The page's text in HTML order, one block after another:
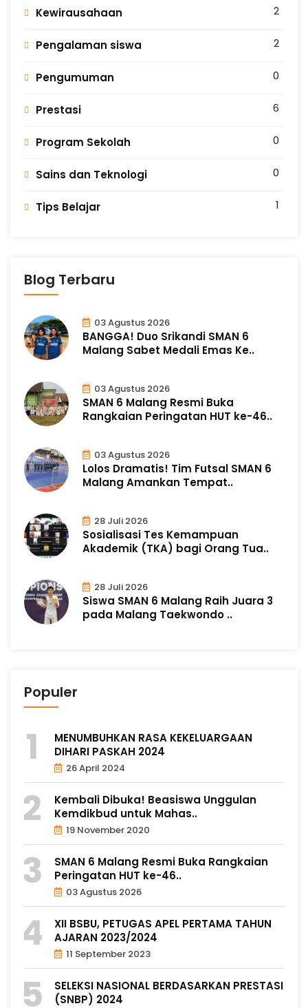
Kewirausahaan 2
Pengalaman siswa 2
Pengumuman 0
Prestasi 6
Program Sekolah 0
Sains dan Teknologi 0
Tips Belajar 1
Blog Terbaru
03 Agustus 2026
BANGGA! Duo Srikandi SMAN 6
Malang Sabet Medali Emas Ke..
03 Agustus 2026
SMAN 6 Malang Resmi Buka
Rangkaian Peringatan HUT ke-46..
03 Agustus 2026
Lolos Dramatis! Tim Futsal SMAN 6
Malang Amankan Tempat..
28 Juli 2026
Sosialisasi Tes Kemampuan
Akademik (TKA) bagi Orang Tua..
28 Juli 2026
Siswa SMAN 6 Malang Raih Juara 3
pada Malang Taekwondo ..
Populer
MENUMBUHKAN RASA KEKELUARGAAN
DIHARI PASKAH 2024
26 April 2024
Kembali Dibuka! Beasiswa Unggulan
Kemdikbud untuk Mahas..
19 November 2020
SMAN 6 Malang Resmi Buka Rangkaian
Peringatan HUT ke-46..
03 Agustus 2026
XII BSBU, PETUGAS APEL PERTAMA TAHUN
AJARAN 2023/2024
11 September 2023
SELEKSI NASIONAL BERDASARKAN PRESTASI
(SNBP) 2024